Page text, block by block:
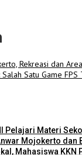
Rekreasi dan
Satu Game
Pelajari Materi
Mojokerto
Mahasiswa